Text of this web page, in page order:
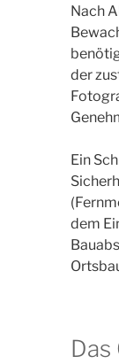
Nach
der
Ein
dem